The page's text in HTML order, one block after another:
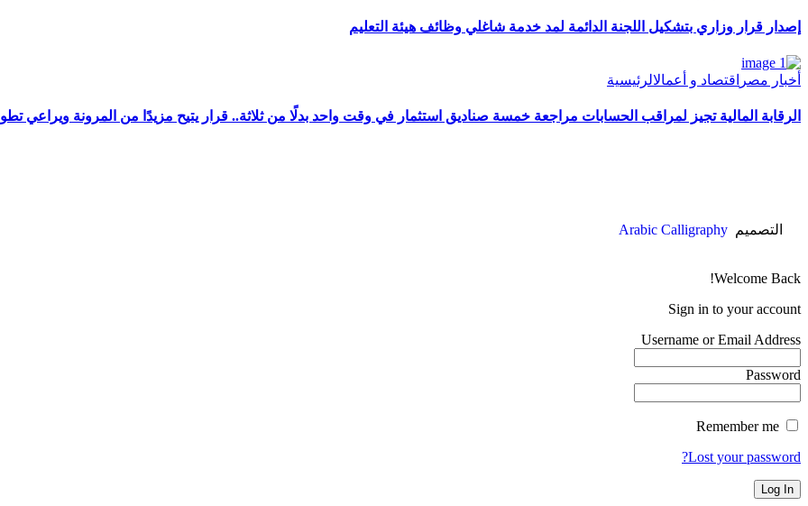
إصدار قرار وزاري بتشكيل اللجنة الدائمة لمد خدمة شاغلي وظائف هيئة التعليم
أخبار مصر اقتصاد و أعمالالرئيسية
الرقابة المالية تجيز لمراقب الحسابات مراجعة خمسة صناديق استثمار في وقت واحد بدلًا من ثلاثة.. قرار يتيح مزيدًا من المرونة ويراعي
التصميم Arabic Calligraphy
Welcome Back!
Sign in to your account
Username or Email Address
Password
Lost your password?